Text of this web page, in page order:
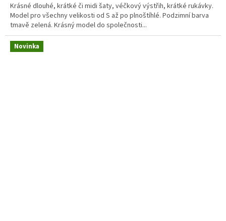
Krásné dlouhé, krátké či midi šaty, véčkový výstřih, krátké rukávky.
Model pro všechny velikosti od S až po plnoštíhlé. Podzimní barva
tmavě zelená. Krásný model do společnosti...
Novinka